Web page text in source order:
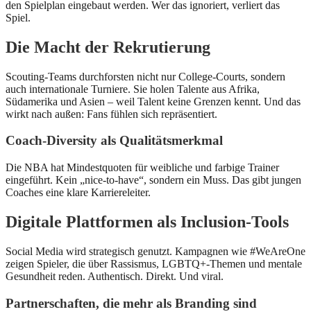
den Spielplan eingebaut werden. Wer das ignoriert, verliert das
Spiel.
Die Macht der Rekrutierung
Scouting-Teams durchforsten nicht nur College‑Courts, sondern
auch internationale Turniere. Sie holen Talente aus Afrika,
Südamerika und Asien – weil Talent keine Grenzen kennt. Und das
wirkt nach außen: Fans fühlen sich repräsentiert.
Coach‑Diversity als Qualitätsmerkmal
Die NBA hat Mindestquoten für weibliche und farbige Trainer
eingeführt. Kein „nice‑to‑have“, sondern ein Muss. Das gibt jungen
Coaches eine klare Karriereleiter.
Digitale Plattformen als Inclusion‑Tools
Social Media wird strategisch genutzt. Kampagnen wie #WeAreOne
zeigen Spieler, die über Rassismus, LGBTQ+‑Themen und mentale
Gesundheit reden. Authentisch. Direkt. Und viral.
Partnerschaften, die mehr als Branding sind